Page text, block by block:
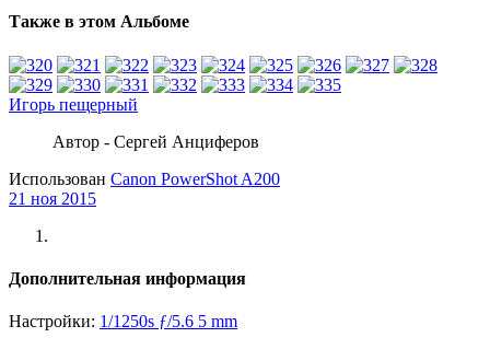
Также в этом Альбоме
Игорь пещерный
Автор - Сергей Анциферов
Использован Canon PowerShot A200
21 ноя 2015
Дополнительная информация
Настройки: 1/1250s ƒ/5.6 5 mm